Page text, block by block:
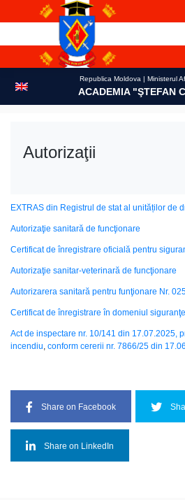
Republica Moldova | Ministerul
ACADEMIA "ŞTEFAN
Autorizaţii
EXTRAS din Registrul de stat al unităților de
Autorizaţie sanitară de funcţionare
Certificat de înregistrare oficială pentru
Autorizaţie sanitar-veterinară de funcţionare
Autorizarera sanitară pentru funţionare Nr.
Certificat de înregistrare în domeniul
Act de inspectare nr. 10/141 din 17.07.2025,
incendiu, conform cererii nr. 7866/25 din
Share on Facebook
Share on LinkedIn